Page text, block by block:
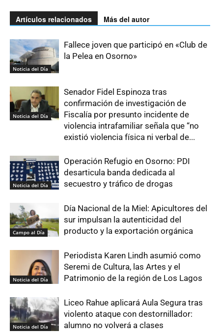
Artículos relacionados Más del autor
Noticia del Día
Fallece joven que participó en «Club de
la Pelea en Osorno»
Noticia del Día
Senador Fidel Espinoza tras
confirmación de investigación de
Fiscalía por presunto incidente de
violencia intrafamiliar señala que “no
existió violencia física ni verbal de...
Noticia del Día
Operación Refugio en Osorno: PDI
desarticula banda dedicada al
secuestro y tráfico de drogas
Campo al Día
Día Nacional de la Miel: Apicultores del
sur impulsan la autenticidad del
producto y la exportación orgánica
Noticia del Día
Periodista Karen Lindh asumió como
Seremi de Cultura, las Artes y el
Patrimonio de la región de Los Lagos
Noticia del Día
Liceo Rahue aplicará Aula Segura tras
violento ataque con destornillador:
alumno no volverá a clases